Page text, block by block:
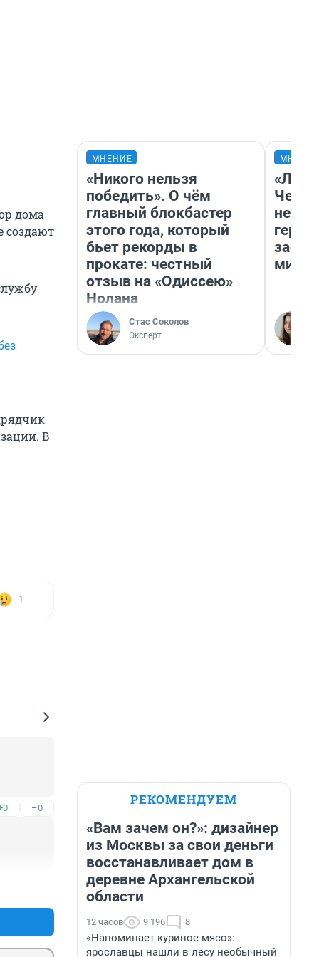
дома
создают
В
1
–0
МНЕНИЕ
«Никого нельзя
победить». О чём
главный блокбастер
этого года, который
бьет рекорды в
прокате: честный
отзыв на «Одиссею»
Нолана
Стас Соколов
Эксперт
Чем
герои
РЕКОМЕНДУЕМ
«Вам зачем он?»: дизайнер
из Москвы за свои деньги
восстанавливает дом в
деревне Архангельской
области
12 часов 9 196 8
«Напоминает куриное мясо»:
ярославцы нашли в лесу необычный